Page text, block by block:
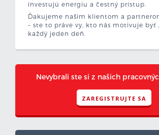
investujú energiu a čestný prístup.
Ďakujeme našim klientom a
– ste to práve vy, kto nás motivuje byť
každý jeden deň.
Nevybrali ste si z našich
ZAREGISTRUJTE SA